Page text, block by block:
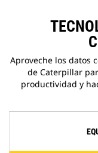
Aproveche los datos
de Caterpillar
productividad y